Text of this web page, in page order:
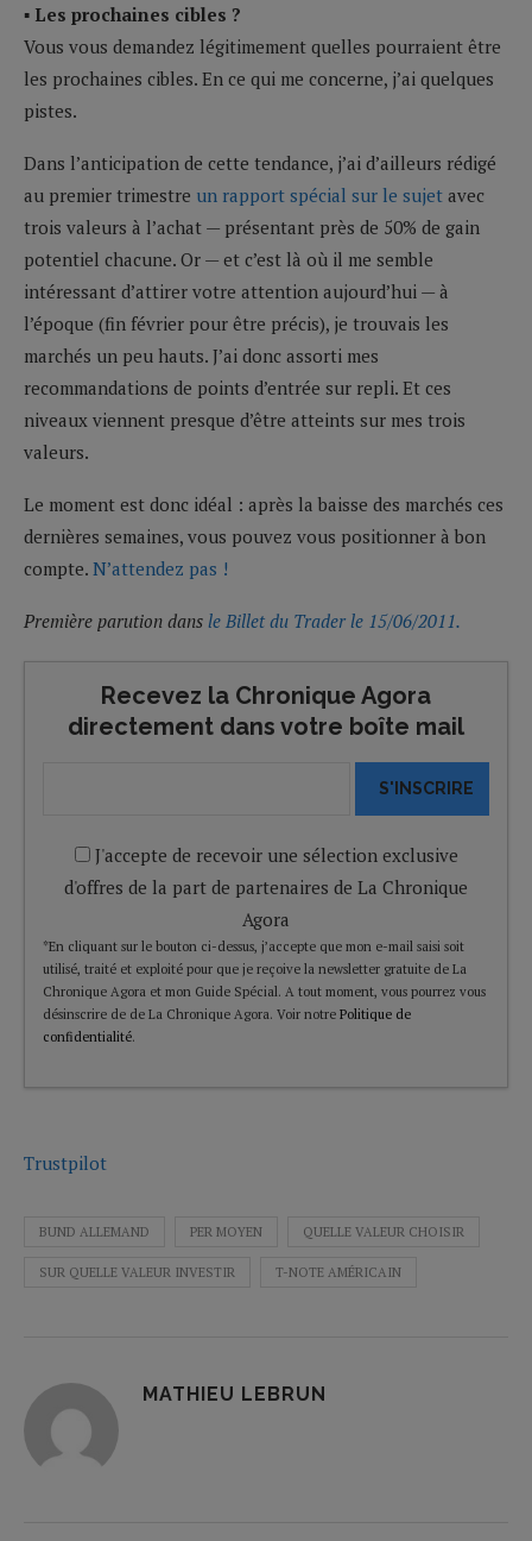
▪ Les prochaines cibles ?
Vous vous demandez légitimement quelles pourraient être
les prochaines cibles. En ce qui me concerne, j’ai quelques
pistes.
Dans l’anticipation de cette tendance, j’ai d’ailleurs rédigé
au premier trimestre un rapport spécial sur le sujet avec
trois valeurs à l’achat — présentant près de 50% de gain
potentiel chacune. Or — et c’est là où il me semble
intéressant d’attirer votre attention aujourd’hui — à
l’époque (fin février pour être précis), je trouvais les
marchés un peu hauts. J’ai donc assorti mes
recommandations de points d’entrée sur repli. Et ces
niveaux viennent presque d’être atteints sur mes trois
valeurs.
Le moment est donc idéal : après la baisse des marchés ces
dernières semaines, vous pouvez vous positionner à bon
compte. N’attendez pas !
Première parution dans le Billet du Trader le 15/06/2011.
Recevez la Chronique Agora
directement dans votre boîte mail
S'INSCRIRE
J'accepte de recevoir une sélection exclusive
d'offres de la part de partenaires de La Chronique
Agora
*En cliquant sur le bouton ci-dessus, j’accepte que mon e-mail saisi soit
utilisé, traité et exploité pour que je reçoive la newsletter gratuite de La
Chronique Agora et mon Guide Spécial. A tout moment, vous pourrez vous
désinscrire de de La Chronique Agora. Voir notre Politique de
confidentialité.
Trustpilot
BUND ALLEMAND PER MOYEN QUELLE VALEUR CHOISIR
SUR QUELLE VALEUR INVESTIR T-NOTE AMÉRICAIN
MATHIEU LEBRUN